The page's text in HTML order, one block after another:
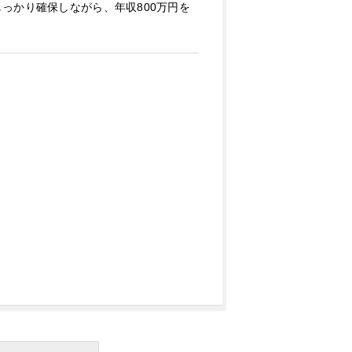
かり確保しながら、年収800万円を